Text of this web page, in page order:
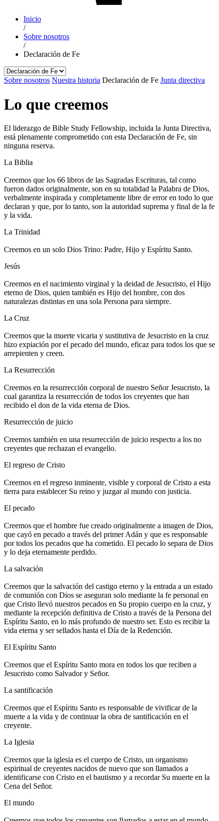
Inicio
/
Sobre nosotros
/
Declaración de Fe
Sobre nosotros Nuestra historia Declaración de Fe Junta directiva
Lo que creemos
El liderazgo de Bible Study Fellowship, incluida la Junta Directiva,
está plenamente comprometido con esta Declaración de Fe, sin
ninguna reserva.
La Biblia
Creemos que los 66 libros de las Sagradas Escrituras, tal como
fueron dados originalmente, son en su totalidad la Palabra de Dios,
verbalmente inspirada y completamente libre de error en todo lo que
declaran y que, por lo tanto, son la autoridad suprema y final de la fe
y la vida.
La Trinidad
Creemos en un solo Dios Trino: Padre, Hijo y Espíritu Santo.
Jesús
Creemos en el nacimiento virginal y la deidad de Jesucristo, el Hijo
eterno de Dios, quien también es Hijo del hombre, con dos
naturalezas distintas en una sola Persona para siempre.
La Cruz
Creemos que la muerte vicaria y sustitutiva de Jesucristo en la cruz
hizo expiación por el pecado del mundo, eficaz para todos los que se
arrepienten y creen.
La Resurrección
Creemos en la resurrección corporal de nuestro Señor Jesucristo, la
cual garantiza la resurrección de todos los creyentes que han
recibido el don de la vida eterna de Dios.
Resurrección de juicio
Creemos también en una resurrección de juicio respecto a los no
creyentes que rechazan el evangelio.
El regreso de Cristo
Creemos en el regreso inminente, visible y corporal de Cristo a esta
tierra para establecer Su reino y juzgar al mundo con justicia.
El pecado
Creemos que el hombre fue creado originalmente a imagen de Dios,
que cayó en pecado a través del primer Adán y que es responsable
por todos los pecados que ha cometido. El pecado lo separa de Dios
y lo deja eternamente perdido.
La salvación
Creemos que la salvación del castigo eterno y la entrada a un estado
de comunión con Dios se aseguran solo mediante la fe personal en
que Cristo llevó nuestros pecados en Su propio cuerpo en la cruz, y
mediante la recepción definitiva de Cristo a través de la Persona del
Espíritu Santo, en lo más profundo de nuestro ser. Esto es recibir la
vida eterna y ser sellados hasta el Día de la Redención.
El Espíritu Santo
Creemos que el Espíritu Santo mora en todos los que reciben a
Jesucristo como Salvador y Señor.
La santificación
Creemos que el Espíritu Santo es responsable de vivificar de la
muerte a la vida y de continuar la obra de santificación en el
creyente.
La Iglesia
Creemos que la iglesia es el cuerpo de Cristo, un organismo
espiritual de creyentes nacidos de nuevo que son llamados a
identificarse con Cristo en el bautismo y a recordar Su muerte en la
Cena del Señor.
El mundo